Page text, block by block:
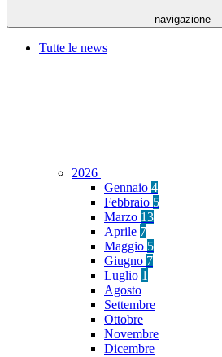
navigazione
Tutte le news
2026
Gennaio 4
Febbraio 5
Marzo 13
Aprile 7
Maggio 5
Giugno 7
Luglio 1
Agosto
Settembre
Ottobre
Novembre
Dicembre